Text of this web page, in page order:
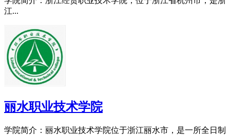
江...
丽水职业技术学院
学院简介：丽水职业技术学院位于浙江丽水市，是一所全日制